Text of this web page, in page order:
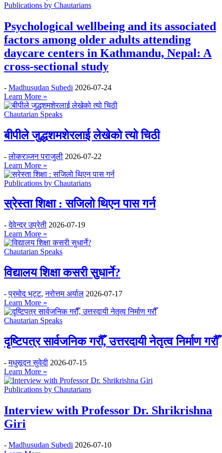
Publications by Chautarians
Psychological wellbeing and its associated
factors among older adults attending
daycare centers in Kathmandu, Nepal: A
cross-sectional study
- Madhusudan Subedi 2026-07-24
Learn More »
Chautarian Speaks
बीपीले जुद्धशमशेरलाई लेखेको त्यो चिठी
-लोकरञ्‍जन पराजुली 2026-07-22
Learn More »
Publications by Chautarians
स्रेस्ता शिक्षा : सजिलो थिएन पास गर्न
-देवेन्द्र उप्रेती 2026-07-19
Learn More »
Chautarian Speaks
विद्यालय शिक्षा कसरी सुधार्ने?
-प्रमोद भट्ट,नरोत्तम अर्याल 2026-07-17
Learn More »
Chautarian Speaks
दृष्टिपत्र सार्वजनिक गरौँ, उत्तरदायी नेतृत्व निर्माण गरौँ
-मधुसूदन सुवेदी 2026-07-15
Learn More »
Publications by Chautarians
Interview with Professor Dr. Shrikrishna
Giri
- Madhusudan Subedi 2026-07-10